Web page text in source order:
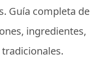
Guía completa de
ingredientes,